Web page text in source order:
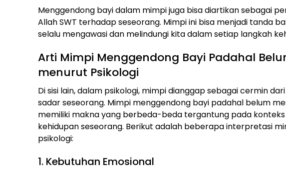
Menggendong bayi dalam mimpi juga bisa diartikan sebagai
Allah SWT terhadap seseorang. Mimpi ini bisa menjadi tanda
selalu mengawasi dan melindungi kita dalam setiap langkah
Arti Mimpi Menggendong Bayi Padahal
menurut Psikologi
Di sisi lain, dalam psikologi, mimpi dianggap sebagai cermin
sadar seseorang. Mimpi menggendong bayi padahal belum
memiliki makna yang berbeda-beda tergantung pada konteks
kehidupan seseorang. Berikut adalah beberapa interpretasi
psikologi:
1. Kebutuhan Emosional